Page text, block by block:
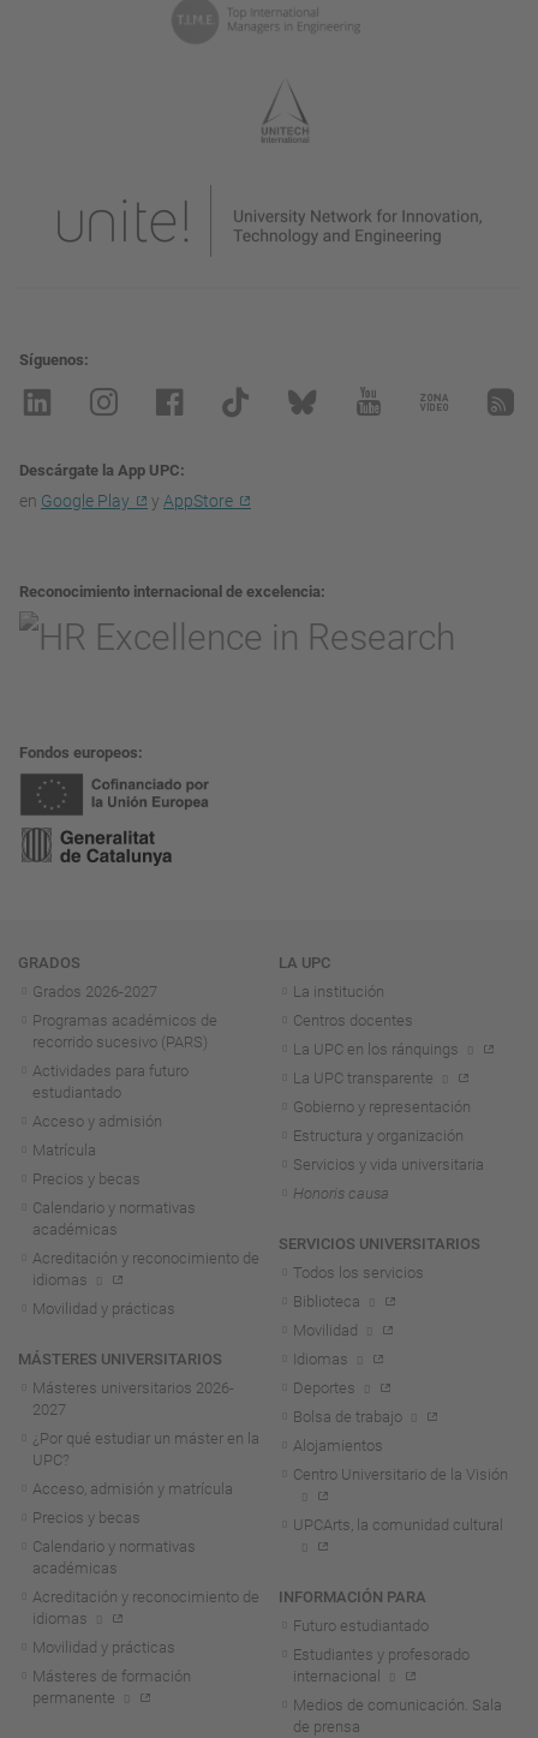
Síguenos
Descárgate la App UPC
en Google Play y AppStore
Reconocimiento internacional de excelencia
Fondos europeos
Navegación
GRADOS
Grados 2026-2027
Programas académicos de
recorrido sucesivo (PARS)
Actividades para futuro
estudiantado
Acceso y admisión
Matrícula
Precios y becas
Calendario y normativas
académicas
Acreditación y reconocimiento de
idiomas
Movilidad y prácticas
MÁSTERES UNIVERSITARIOS
Másteres universitarios 2026-
2027
¿Por qué estudiar un máster en la
UPC?
Acceso, admisión y matrícula
Precios y becas
Calendario y normativas
académicas
Acreditación y reconocimiento de
idiomas
Movilidad y prácticas
Másteres de formación
permanente
LA UPC
La institución
Centros docentes
La UPC en los ránquings
La UPC transparente
Gobierno y representación
Estructura y organización
Servicios y vida universitaria
Honoris causa
SERVICIOS UNIVERSITARIOS
Todos los servicios
Biblioteca
Movilidad
Idiomas
Deportes
Bolsa de trabajo
Alojamientos
Centro Universitario de la Visión
UPCArts, la comunidad cultural
INFORMACIÓN PARA
Futuro estudiantado
Estudiantes y profesorado
internacional
Medios de comunicación. Sala
de prensa